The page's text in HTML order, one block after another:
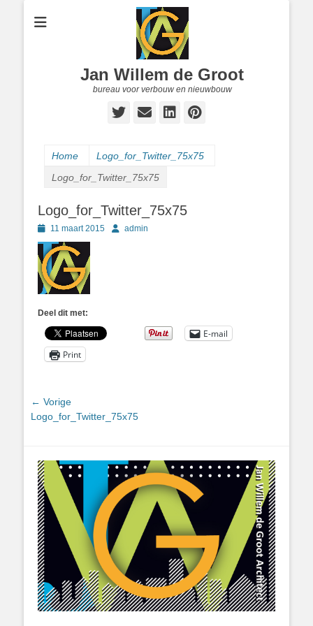
Jan Willem de Groot
bureau voor verbouw en nieuwbouw
Twitter
E-
LinkedIn
Pinterest
Home
Logo_for_Twitter_75x75
Logo_for_Twitter_75x75
Logo_for_Twitter_75x75
Geplaatst
op
11 maart 2015 Authoradmin
Deel dit met:
E-mail
Print
Bericht
navigatie
← Vorige
Vorig
Logo_for_Twitter_75x75